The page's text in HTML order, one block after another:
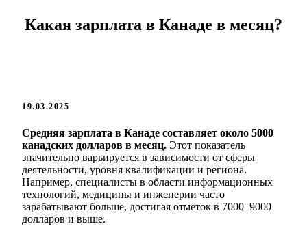
Какая зарплата в Канаде в месяц?
19.03.2025
Средняя зарплата в Канаде составляет около 5000
канадских долларов в месяц. Этот показатель
значительно варьируется в зависимости от сферы
деятельности, уровня квалификации и региона.
Например, специалисты в области информационных
технологий, медицины и инженерии часто
зарабатывают больше, достигая отметок в 7000–9000
долларов и выше.